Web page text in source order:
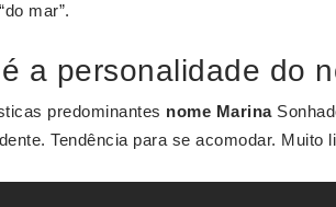
mar”.
a personalidade do
predominantes nome Marina
Tendência para se acomodar. Muito